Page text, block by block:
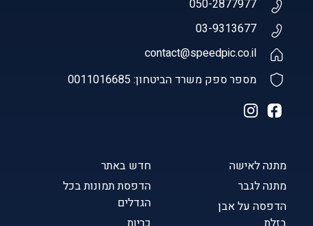
מתנה לאישה
מתנה לגבר
הדפסה על אבן
חדש באתר
הדפסת תמונות בכל
הגדלים
050-2877977
03-9313677
contact@speedpic.co.il
מספר ספק משרד הביטחון: 0011016685